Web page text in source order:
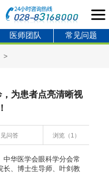
医师团队 常见问题
>
为患者点亮清晰视
问答 浏览（1）
中华医学会眼科学分会常
长、博士生导师、叶剑教